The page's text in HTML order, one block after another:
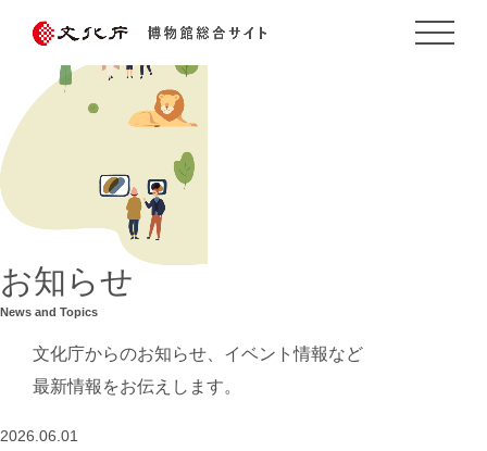
お知らせ
News and Topics
文化庁からのお知らせ、イベント情報など
最新情報をお伝えします。
2026.06.01